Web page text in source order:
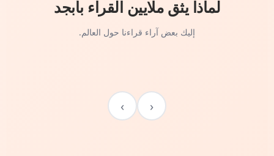
لماذا يثق ملايين القراء بأبجد
إليك بعض آراء قراءنا حول العالم.
‹
›